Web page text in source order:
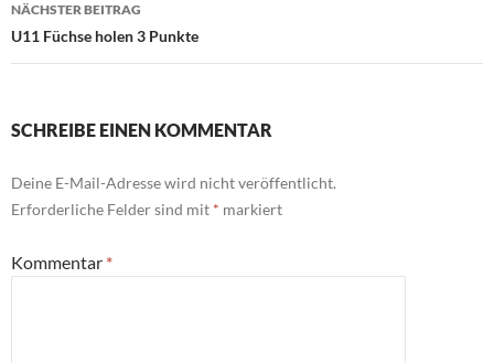
NÄCHSTER BEITRAG
U11 Füchse holen 3 Punkte
SCHREIBE EINEN KOMMENTAR
Deine E-Mail-Adresse wird nicht veröffentlicht.
Erforderliche Felder sind mit * markiert
Kommentar *